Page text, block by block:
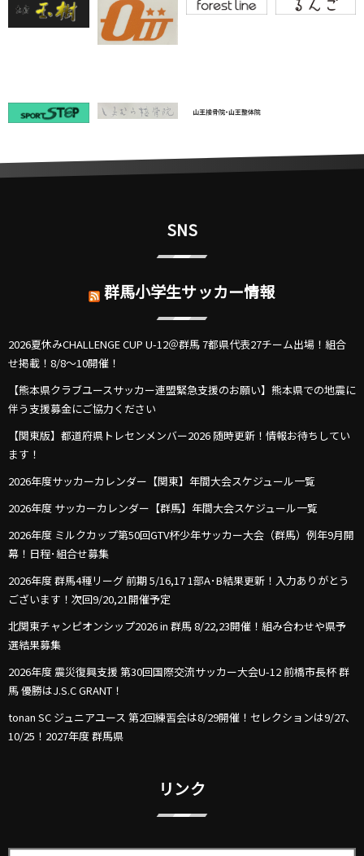
SNS
群馬小学生サッカー情報
2026夏休みCHALLENGE CUP U-12＠群馬 7都県代表27チーム出場！組合
せ掲載！8/8～10開催！
【熊本県クラブユースサッカー連盟緊急支援のお願い】熊本県での地震に
伴う支援募金にご協力ください
【関東版】都道府県トレセンメンバー2026 随時更新！情報お待ちしてい
ます！
2026年度サッカーカレンダー【関東】年間大会スケジュール一覧
2026年度 サッカーカレンダー【群馬】年間大会スケジュール一覧
2026年度 ミルクカップ第50回GTV杯少年サッカー大会（群馬）例年9月開
幕！日程･組合せ募集
2026年度 群馬4種リーグ 前期 5/16,17 1部A･B結果更新！入力ありがとう
ございます！次回9/20,21開催予定
北関東チャンピオンシップ2026 in 群馬 8/22,23開催！組み合わせや県予
選結果募集
2026年度 震災復興支援 第30回国際交流サッカー大会U-12 前橋市長杯 群
馬 優勝はJ.S.C GRANT！
tonan SC ジュニアユース 第2回練習会は8/29開催！セレクションは9/27､
10/25！2027年度 群馬県
リンク